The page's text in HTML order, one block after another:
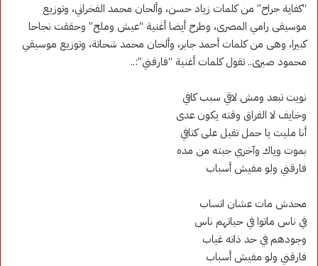
“كفاية جراح” من كلمات زياد حسن، وألحان محمد الفخراني، وتوزيع
موسيقى رامي المصرى، وطرح أيضا أغنية “عيش وملح” وحققت نجاحا
كبيرا، وهى من كلمات أحمد جابر، وألحان محمد شحاتة، وتوزيع موسيقي
محمود صبرى.. تقول كلمات أغنية “فارقني”:..
نويت تبعد ومش لاقي سبب كافي
وخايف لا الفراق وقته يكون عدى
أنا مليت يا حمل تقيل على كتافي
بموت وياك وآخري جبته من مده
فارقني ولو مفيش أسباب
محدش مات عشان اتساب
في ناس ماتوا في حياتهم ناس
وجودهم في حد ذاته غياب
فارقني ولو مفيش أسباب